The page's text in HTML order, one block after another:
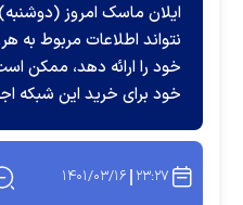
ایلان ماسک امروز
نتواند اطلاعات مربوط
خود برای خرید این شبکه
۲۳:۲۷ ۱۴۰۱/۰۳/۱۶